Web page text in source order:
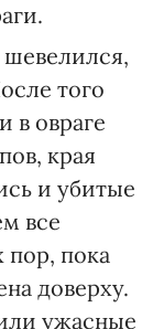
того
в овраге
края
и убитые
все
пор, пока
доверху.
ужасные